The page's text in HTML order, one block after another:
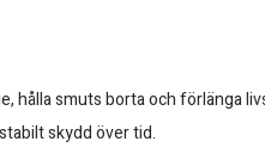
smuts borta och förlänga
skydd över tid.